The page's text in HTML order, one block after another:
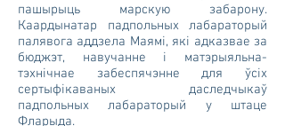
пашырыць марскую забарону.
Каардынатар падпольных лабараторый
палявога аддзела Маямі, які адказвае за
бюджэт, навучанне і матэрыяльна-
тэхнічнае забеспячэнне для ўсіх
сертыфікаваных даследчыкаў
падпольных лабараторый у штаце
Фларыда.